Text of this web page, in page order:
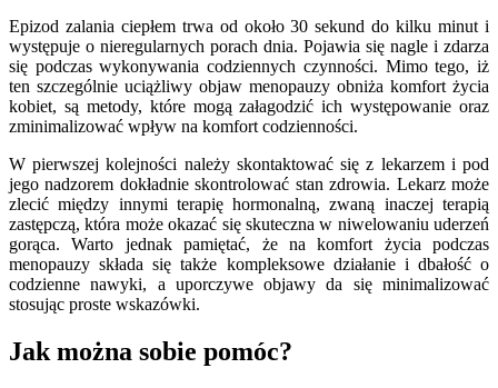
Epizod zalania ciepłem trwa od około 30 sekund do kilku minut i
występuje o nieregularnych porach dnia. Pojawia się nagle i zdarza
się podczas wykonywania codziennych czynności. Mimo tego, iż
ten szczególnie uciążliwy objaw menopauzy obniża komfort życia
kobiet, są metody, które mogą załagodzić ich występowanie oraz
zminimalizować wpływ na komfort codzienności.
W pierwszej kolejności należy skontaktować się z lekarzem i pod
jego nadzorem dokładnie skontrolować stan zdrowia. Lekarz może
zlecić między innymi terapię hormonalną, zwaną inaczej terapią
zastępczą, która może okazać się skuteczna w niwelowaniu uderzeń
gorąca. Warto jednak pamiętać, że na komfort życia podczas
menopauzy składa się także kompleksowe działanie i dbałość o
codzienne nawyki, a uporczywe objawy da się minimalizować
stosując proste wskazówki.
Jak można sobie pomóc?